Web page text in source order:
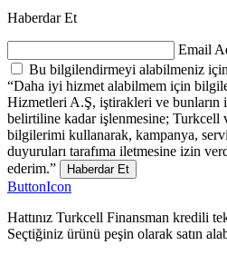
Haberdar Et
Email
Bu bilgilendirmeyi alabilmeniz
“Daha iyi hizmet alabilmem için
Hizmetleri A.Ş, iştirakleri ve bunların
belirtiline kadar işlenmesine; Turkcell
bilgilerimi kullanarak, kampanya,
duyuruları tarafıma iletmesine izin
ederim.”
Haberdar Et
ButtonIcon
Hattınız Turkcell Finansman kredili
Seçtiğiniz ürünü peşin olarak satın